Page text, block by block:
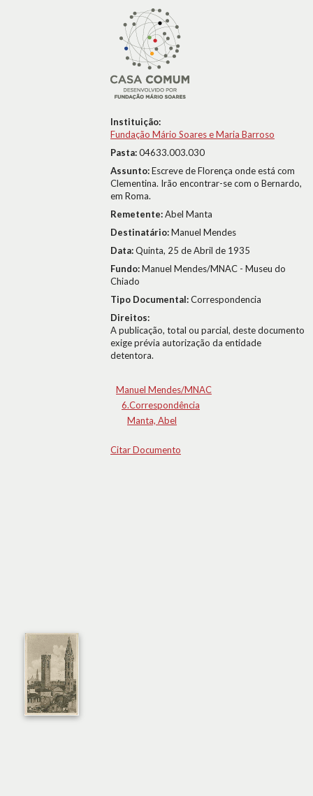
Instituição:
Fundação Mário Soares e Maria Barroso
Pasta:04633.003.030
Assunto:Escreve de Florença onde está com
Clementina. Irão encontrar-se com o Bernardo,
em Roma.
Remetente:Abel Manta
Destinatário:Manuel Mendes
Data:Quinta, 25 de Abril de 1935
Fundo:Manuel Mendes/MNAC - Museu do
Chiado
Tipo Documental:Correspondencia
Direitos:
A publicação, total ou parcial, deste documento
exige prévia autorização da entidade
detentora.
Manuel Mendes/MNAC
6.Correspondência
Manta, Abel
Citar Documento